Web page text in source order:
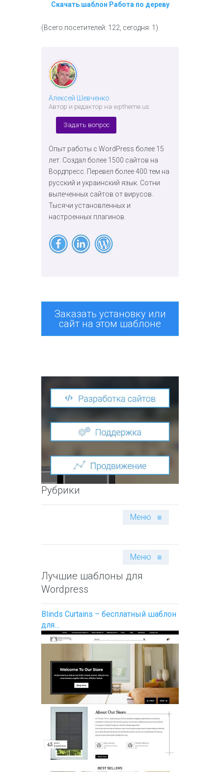
Скачать шаблон Работа по дереву
(Всего посетителей: 122, сегодня: 1)
Алексей Шевченко
Автор и редактор на wptheme.us
Задать вопрос
Опыт работы с WordPress более 15
лет. Создал более 1500 сайтов на
Вордпресс. Перевел более 400 тем на
русский и украинский язык. Сотни
вылеченных сайтов от вирусов.
Тысячи установленных и
настроенных плагинов.
Заказать установку или
сайт на этом шаблоне
Рубрики
Меню ≡
Меню ≡
Лучшие шаблоны для
Wordpress
Blinds Curtains – бесплатный шаблон
для…